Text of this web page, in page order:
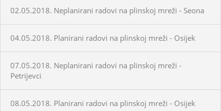
02.05.2018. Neplanirani radovi na plinskoj mreži - Seona
04.05.2018. Planirani radovi na plinskoj mreži - Osijek
07.05.2018. Neplanirani radovi na plinskoj mreži -
Petrijevci
08.05.2018. Planirani radovi na plinskoj mreži - Osijek